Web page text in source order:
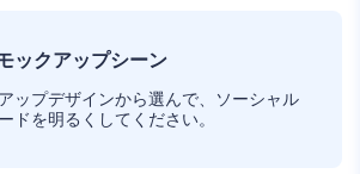
ックアップシーン
ップデザインから選んで、ソーシャル
ドを明るくしてください。